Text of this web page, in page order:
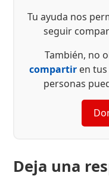
Tu ayuda nos
seguir
También, no
compartir en
personas
Deja una